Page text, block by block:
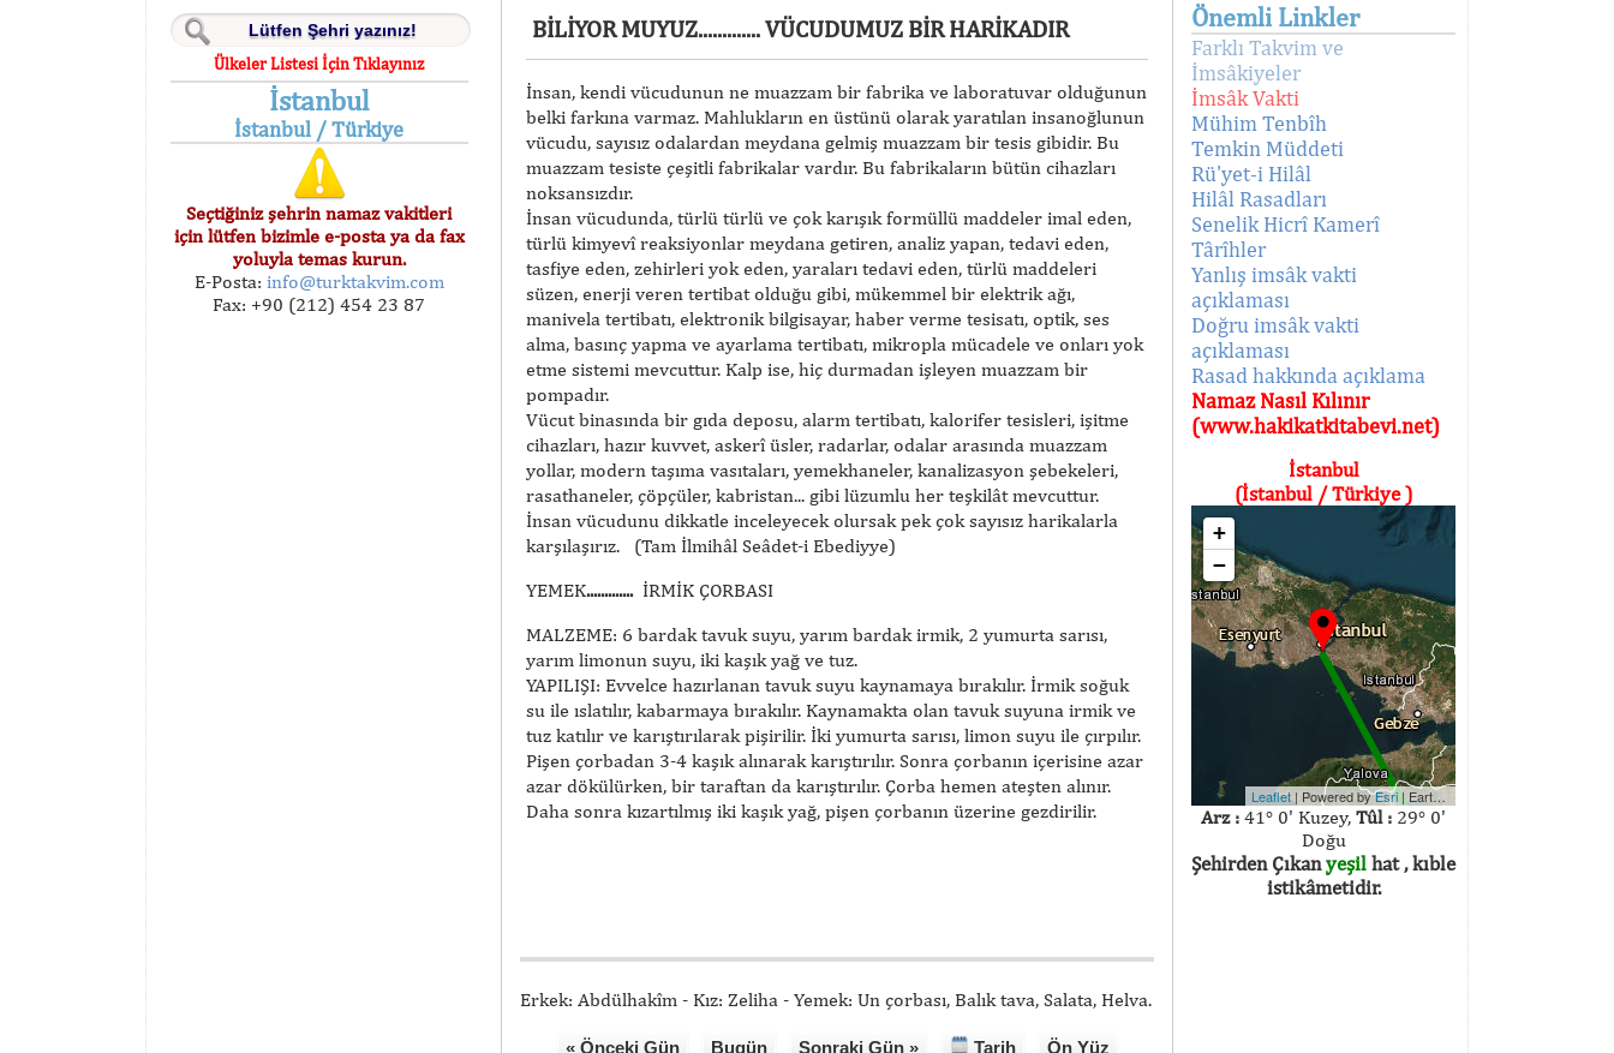
Ülkeler Listesi İçin Tıklayınız
İstanbul
İstanbul / Türkiye
Seçtiğiniz şehrin namaz vakitleri
için lütfen bizimle e-posta ya da fax
yoluyla temas kurun.
E-Posta: info@turktakvim.com
Fax: +90 (212) 454 23 87
BİLİYOR MUYUZ............. VÜCUDUMUZ BİR HARİKADIR
İnsan, kendi vücudunun ne muazzam bir fabrika ve laboratuvar olduğunun
belki farkına varmaz. Mahlukların en üstünü olarak yaratılan insanoğlunun
vücudu, sayısız odalardan meydana gelmiş muazzam bir tesis gibidir. Bu
muazzam tesiste çeşitli fabrikalar vardır. Bu fabrikaların bütün cihazları
noksansızdır.
İnsan vücudunda, türlü türlü ve çok karışık formüllü maddeler imal eden,
türlü kimyevî reaksiyonlar meydana getiren, analiz yapan, tedavi eden,
tasfiye eden, zehirleri yok eden, yaraları tedavi eden, türlü maddeleri
süzen, enerji veren tertibat olduğu gibi, mükemmel bir elektrik ağı,
manivela tertibatı, elektronik bilgisayar, haber verme tesisatı, optik, ses
alma, basınç yapma ve ayarlama tertibatı, mikropla mücadele ve onları yok
etme sistemi mevcuttur. Kalp ise, hiç durmadan işleyen muazzam bir
pompadır.
Vücut binasında bir gıda deposu, alarm tertibatı, kalorifer tesisleri, işitme
cihazları, hazır kuvvet, askerî üsler, radarlar, odalar arasında muazzam
yollar, modern taşıma vasıtaları, yemekhaneler, kanalizasyon şebekeleri,
rasathaneler, çöpçüler, kabristan... gibi lüzumlu her teşkilât mevcuttur.
İnsan vücudunu dikkatle inceleyecek olursak pek çok sayısız harikalarla
karşılaşırız. (Tam İlmihâl Seâdet-i Ebediyye)
YEMEK............. İRMİK ÇORBASI
MALZEME: 6 bardak tavuk suyu, yarım bardak irmik, 2 yumurta sarısı,
yarım limonun suyu, iki kaşık yağ ve tuz.
YAPILIŞI: Evvelce hazırlanan tavuk suyu kaynamaya bırakılır. İrmik soğuk
su ile ıslatılır, kabarmaya bırakılır. Kaynamakta olan tavuk suyuna irmik ve
tuz katılır ve karıştırılarak pişirilir. İki yumurta sarısı, limon suyu ile çırpılır.
Pişen çorbadan 3-4 kaşık alınarak karıştırılır. Sonra çorbanın içerisine azar
azar dökülürken, bir taraftan da karıştırılır. Çorba hemen ateşten alınır.
Daha sonra kızartılmış iki kaşık yağ, pişen çorbanın üzerine gezdirilir.
Erkek: Abdülhakîm - Kız: Zeliha - Yemek: Un çorbası, Balık tava, Salata, Helva.
« Önceki Gün Bugün Sonraki Gün » Tarih Ön Yüz
Önemli Linkler
Farklı Takvim ve
İmsâkiyeler
İmsâk Vakti
Mühim Tenbîh
Temkin Müddeti
Rü'yet-i Hilâl
Hilâl Rasadları
Senelik Hicrî Kamerî
Târîhler
Yanlış imsâk vakti
açıklaması
Doğru imsâk vakti
açıklaması
Rasad hakkında açıklama
Namaz Nasıl Kılınır
(www.hakikatkitabevi.net)
İstanbul
(İstanbul / Türkiye )
+
−
Leaflet | Powered byEsri| Earthstar Geographics
Arz : 41° 0' Kuzey, Tûl : 29° 0'
Doğu
Şehirden Çıkanyeşil hat , kıble
istikâmetidir.